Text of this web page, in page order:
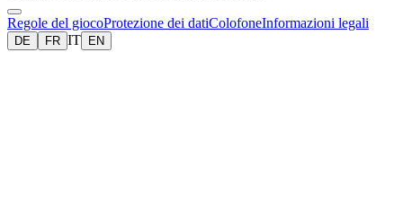
Regole del giocoProtezione dei datiColofoneInformazioni legali
DE FR IT EN